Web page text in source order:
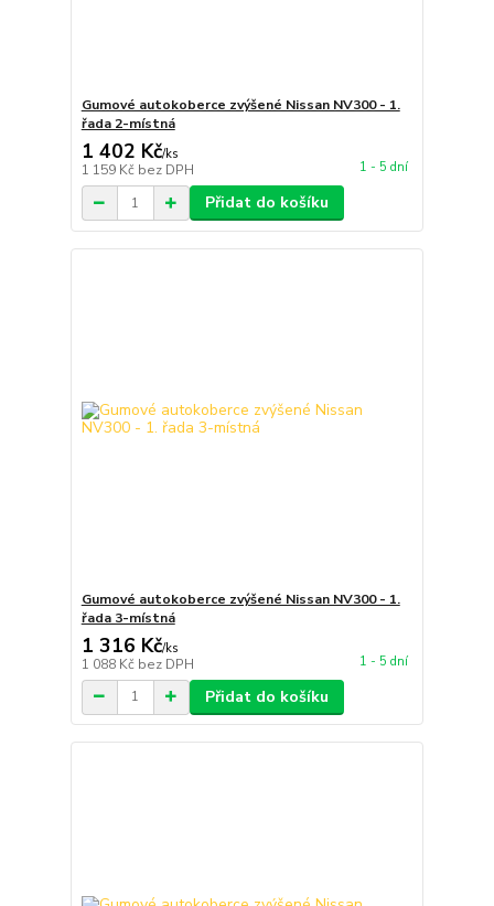
Gumové autokoberce zvýšené Nissan NV300 - 1.
řada 2-místná
1 402 Kč/ks
1 159 Kč bez DPH 1 - 5 dní
Přidat do košíku
Gumové autokoberce zvýšené Nissan NV300 - 1.
řada 3-místná
1 316 Kč/ks
1 088 Kč bez DPH 1 - 5 dní
Přidat do košíku